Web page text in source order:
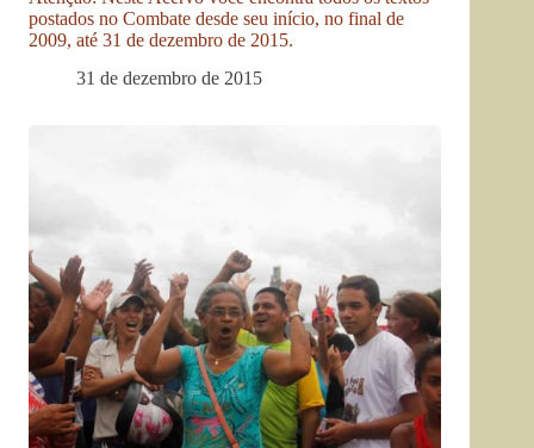
postados no Combate desde seu início, no final de
2009, até 31 de dezembro de 2015.
31 de dezembro de 2015